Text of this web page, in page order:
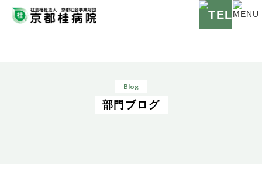
Blog
部門ブログ